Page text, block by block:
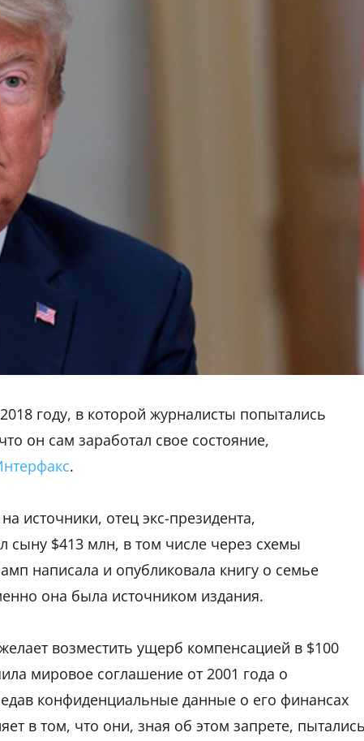
году, в которой журналисты попытались
он сам заработал свое состояние,
.
источники, отец экс-президента,
$413 млн, в том числе через схемы
написала и опубликовала книгу о семье
она была источником издания.
возместить ущерб компенсацией в $100
мировое соглашение от 2001 года о
конфиденциальные данные о его финансах
в том, что они, зная об этом запрете, пытались